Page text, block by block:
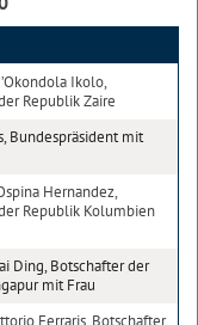
Ikolo,
Republik Zaire
Bundespräsident mit
Hernandez,
Republik Kolumbien
Ding, Botschafter der
mit Frau
Ferraris, Botschafter